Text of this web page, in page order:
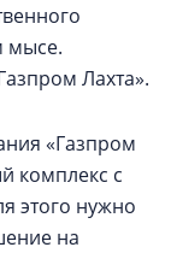
мысе.
Лахта».
«Газпром
комплекс с
этого нужно
на